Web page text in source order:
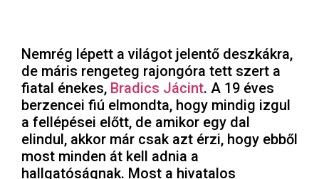
Nemrég lépett a világot jelentő deszkákra,
de máris rengeteg rajongóra tett szert a
fiatal énekes, Bradics Jácint. A 19 éves
berzencei fiú elmondta, hogy mindig izgul
a fellépései előtt, de amikor egy dal
elindul, akkor már csak azt érzi, hogy ebből
most minden át kell adnia a
hallgatóságnak. Most a hivatalos